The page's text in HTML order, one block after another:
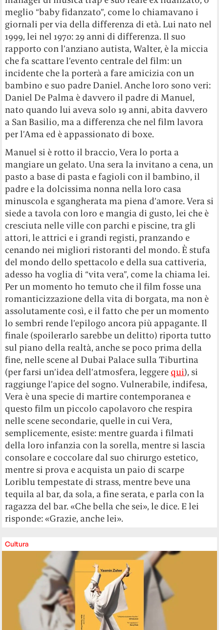
meglio “baby fidanzato”, come lo chiamavano i
giornali per via della differenza di età. Lui nato nel
1999, lei nel 1970: 29 anni di differenza. Il suo
rapporto con l’anziano autista, Walter, è la miccia
che fa scattare l’evento centrale del film: un
incidente che la porterà a fare amicizia con un
bambino e suo padre Daniel. Anche loro sono veri:
Daniel De Palma è davvero il padre di Manuel,
nato quando lui aveva solo 19 anni, abita davvero
a San Basilio, ma a differenza che nel film lavora
per l’Ama ed è appassionato di boxe.
Manuel si è rotto il braccio, Vera lo porta a
mangiare un gelato. Una sera la invitano a cena, un
pasto a base di pasta e fagioli con il bambino, il
padre e la dolcissima nonna nella loro casa
minuscola e sgangherata ma piena d’amore. Vera si
siede a tavola con loro e mangia di gusto, lei che è
cresciuta nelle ville con parchi e piscine, tra gli
attori, le attrici e i grandi registi, pranzando e
cenando nei migliori ristoranti del mondo. È stufa
del mondo dello spettacolo e della sua cattiveria,
adesso ha voglia di “vita vera”, come la chiama lei.
Per un momento ho temuto che il film fosse una
romanticizzazione della vita di borgata, ma non è
assolutamente così, e il fatto che per un momento
lo sembri rende l’epilogo ancora più appagante. Il
finale (spoilerarlo sarebbe un delitto) riporta tutto
sul piano della realtà, anche se poco prima della
fine, nelle scene al Dubai Palace sulla Tiburtina
(per farsi un’idea dell’atmosfera, leggere qui), si
raggiunge l’apice del sogno. Vulnerabile, indifesa,
Vera è una specie di martire contemporanea e
questo film un piccolo capolavoro che respira
nelle scene secondarie, quelle in cui Vera,
semplicemente, esiste: mentre guarda i filmati
della loro infanzia con la sorella, mentre si lascia
consolare e coccolare dal suo chirurgo estetico,
mentre si prova e acquista un paio di scarpe
Loriblu tempestate di strass, mentre beve una
tequila al bar, da sola, a fine serata, e parla con la
ragazza del bar. «Che bella che sei», le dice. E lei
risponde: «Grazie, anche lei».
Cultura